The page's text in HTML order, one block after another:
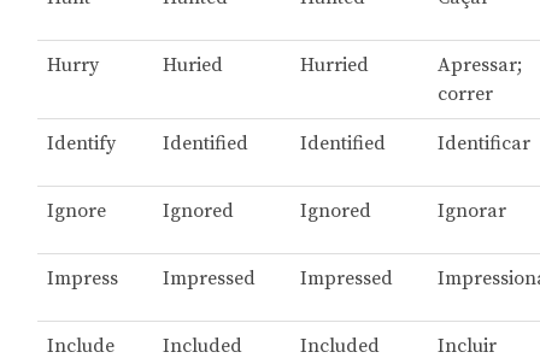
Hurry Huried Hurried
Apressar;
correr
Identify Identified Identified Identificar
Ignore Ignored Ignored Ignorar
Impress Impressed Impressed
Include Included Included Incluir